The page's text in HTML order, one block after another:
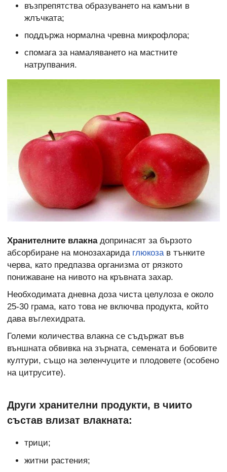
възпрепятства образуването на камъни в
жлъчката;
поддържа нормална чревна микрофлора;
спомага за намаляването на мастните
натрупвания.
Хранителните влакнадопринасят за бързото
абсорбиране на монозахарида глюкоза в тънките
черва, като предпазва организма от рязкото
понижаване на нивото на кръвната захар.
Необходимата дневна доза чиста целулоза е около
25-30 грама, като това не включва продукта, който
дава въглехидрата.
Големи количества влакна се съдържат във
външната обвивка на зърната, семената и бобовите
култури, също на зеленчуците и плодовете (особено
на цитрусите).
Други хранителни продукти, в чиито
състав влизат влакната:
трици;
житни растения;